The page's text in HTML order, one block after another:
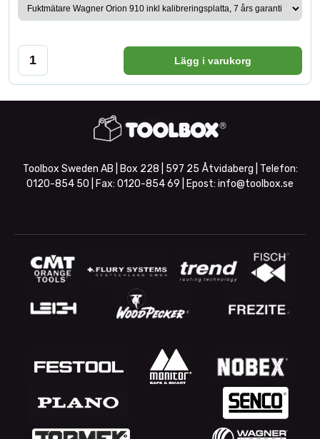
Lägg i varukorg
Toolbox Sweden AB | Box 228 | 597 25 Åtvidaberg | Telefon:
0120-854 50 | Fax: 0120-854 69 | Epost: info@toolbox.se